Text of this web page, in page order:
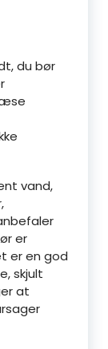
du bør
vand,
er
er en god
skjult
at